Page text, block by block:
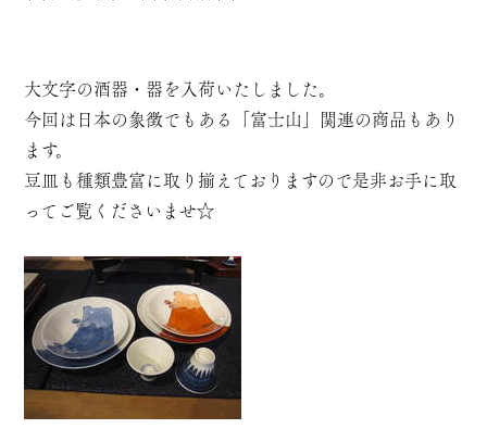
大文字の酒器・器を入荷いたしました。
今回は日本の象徴でもある「富士山」関連の商品もあり
ます。
豆皿も種類豊富に取り揃えておりますので是非お手に取
ってご覧くださいませ☆